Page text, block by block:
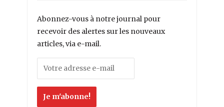
Abonnez-vous à notre journal pour
recevoir des alertes sur les nouveaux
articles, via e-mail.